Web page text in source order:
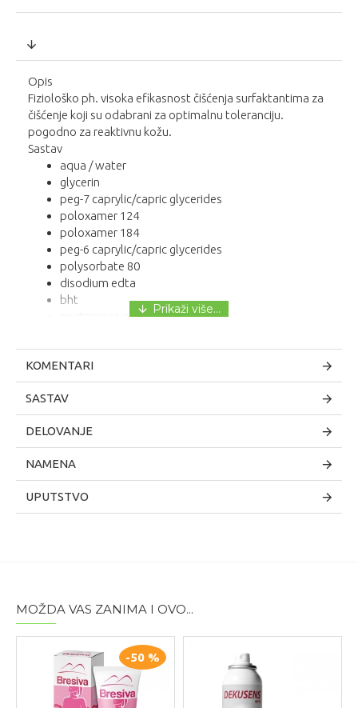
Opis
Fiziološko ph. visoka efikasnost čišćenja surfaktantima za
čišćenje koji su odabrani za optimalnu toleranciju.
pogodno za reaktivnu kožu.
Sastav
aqua / water
glycerin
peg-7 caprylic/capric glycerides
poloxamer 124
poloxamer 184
peg-6 caprylic/capric glycerides
polysorbate 80
disodium edta
bht
myrtrimonium bromide
Ostavlja kožu čistom bez isušivanja.
gorenja na koži.
Moćno hidrira.
Namene
Pogodno za reaktivnu kožu.
Uputstvo za korisnike
Naneti vaticom na lice, oči i usne. Bez ispiranja. Samo za
spoljašnju upotrebu.
KOMENTARI
SASTAV
DELOVANJE
NAMENA
UPUTSTVO
MOŽDA VAS ZANIMA I OVO...
-50 %